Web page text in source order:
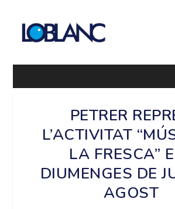
PETRER
L’ACTIVITAT
LA FRESCA”
DIUMENGES DE
AGOST